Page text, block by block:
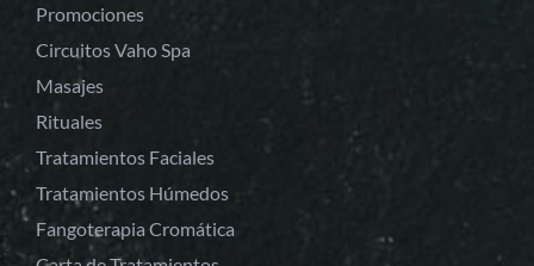
Promociones
Circuitos Vaho Spa
Masajes
Rituales
Tratamientos Faciales
Tratamientos Húmedos
Fangoterapia Cromática